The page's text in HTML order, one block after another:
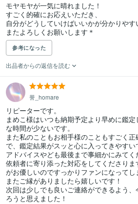
モヤモヤが一気に晴れました！
すごく的確にお応えいただき、
自分がどうしていけばいいかが分かりやす
またよろしくお願いします＊
参考になった
出品者からの返信を読む
誉_homare
リピーターです。
まめこ様はいつも納期予定より早めに鑑
な時間が少ないです。
また私のこともお相手様のこともすごく
で、鑑定結果がスッと心に入ってきやすい
アドバイスやども最後まで事細かにみてく
依頼者に寄り添った対応をしてくださり
がお優しいのですっかりファンになって
またご縁がありましたら嬉しいです！
次回は少しでも良いご連絡ができるよう
ろうと思えました！